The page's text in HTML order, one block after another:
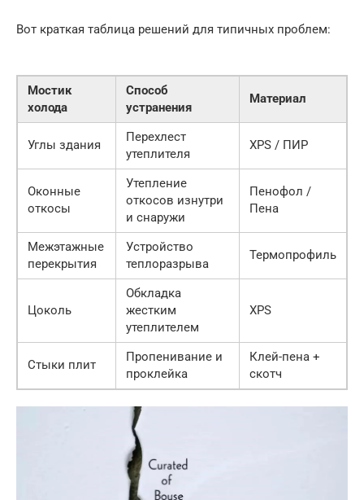
Вот краткая таблица решений для типичных проблем:
Мостик
холода
Способ
устранения
Материал
Углы здания
Перехлест
утеплителя
XPS / ПИР
Оконные
откосы
Утепление
откосов изнутри
и снаружи
Пенофол /
Пена
Межэтажные
перекрытия
Устройство
теплоразрыва
Термопрофиль
Цоколь
Обкладка
жестким
утеплителем
XPS
Стыки плит
Пропенивание и
проклейка
Клей-пена +
скотч